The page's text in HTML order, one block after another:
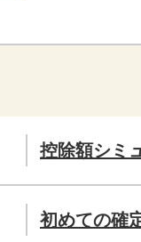
控除額シミ
初めての確